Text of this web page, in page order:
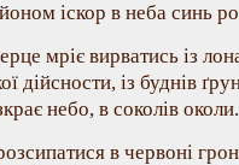
іскор в неба синь
мріє вирватись із
дійсности, із буднів
небо, в соколів околи.
в червоні